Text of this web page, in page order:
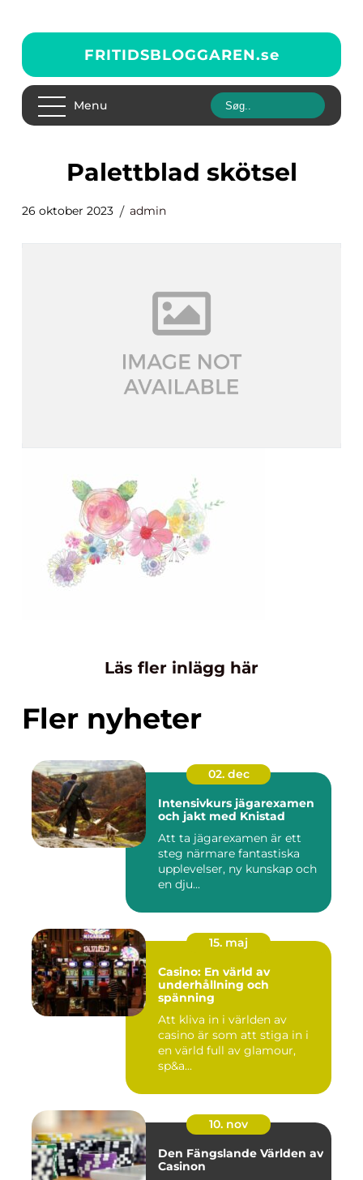
FRITIDSBLOGGAREN.se
Menu
palettblad skötsel
26 oktober 2023 admin
Läs fler inlägg här
Fler nyheter
02. dec
Intensivkurs jägarexamen
och jakt med Knistad
Att ta jägarexamen är ett
steg närmare fantastiska
upplevelser, ny kunskap och
en dju...
15. maj
Casino: En värld av
underhållning och
spänning
Att kliva in i världen av
casino är som att stiga in i
en värld full av glamour,
sp&a...
10. nov
Den Fängslande Världen av
Casinon